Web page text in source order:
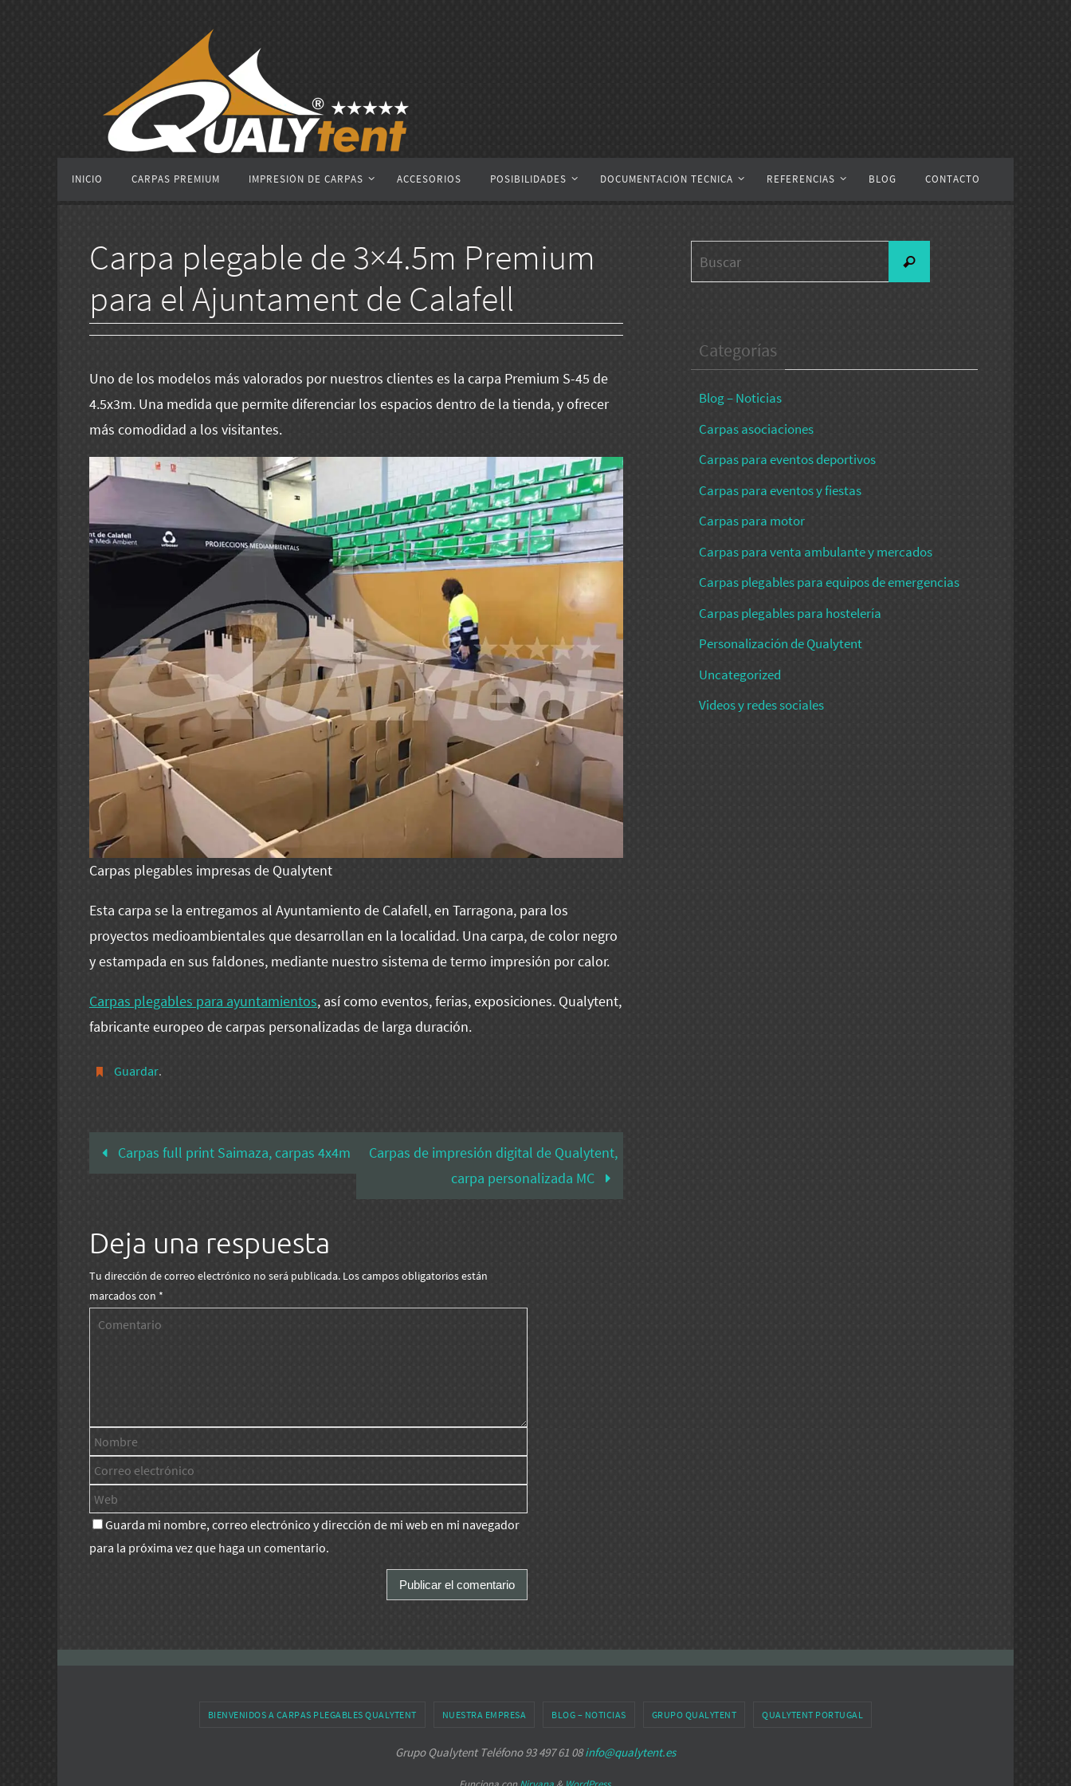
contenido
INICIO CARPAS PREMIUM IMPRESIÓN DE CARPAS ACCESORIOS POSIBILIDADES DOCUMENTACIÓN TÉCNICA REFERENCIAS BLOG CONTACTO
Carpa plegable de 3×4.5m Premium
para el Ajuntament de Calafell
Uno de los modelos más valorados por nuestros clientes es la carpa Premium S-45 de
4.5x3m. Una medida que permite diferenciar los espacios dentro de la tienda, y ofrecer
más comodidad a los visitantes.
Carpas plegables impresas de Qualytent
Esta carpa se la entregamos al Ayuntamiento de Calafell, en Tarragona, para los
proyectos medioambientales que desarrollan en la localidad. Una carpa, de color negro
y estampada en sus faldones, mediante nuestro sistema de termo impresión por calor.
Carpas plegables para ayuntamientos, así como eventos, ferias, exposiciones. Qualytent,
fabricante europeo de carpas personalizadas de larga duración.
Guardar.
Carpas full print Saimaza, carpas 4x4m
Carpas de impresión digital de Qualytent,
carpa personalizada MC
Deja una respuesta
Tu dirección de correo electrónico no será publicada. Los campos obligatorios están
marcados con *
Guarda mi nombre, correo electrónico y dirección de mi web en mi navegador
para la próxima vez que haga un comentario.
Buscar
Categorías
Blog – Noticias
Carpas asociaciones
Carpas para eventos deportivos
Carpas para eventos y fiestas
Carpas para motor
Carpas para venta ambulante y mercados
Carpas plegables para equipos de emergencias
Carpas plegables para hostelería
Personalización de Qualytent
Uncategorized
Videos y redes sociales
BIENVENIDOS A CARPAS PLEGABLES QUALYTENT NUESTRA EMPRESA BLOG – NOTICIAS GRUPO QUALYTENT QUALYTENT PORTUGAL
Grupo Qualytent Teléfono 93 497 61 08info@qualytent.es